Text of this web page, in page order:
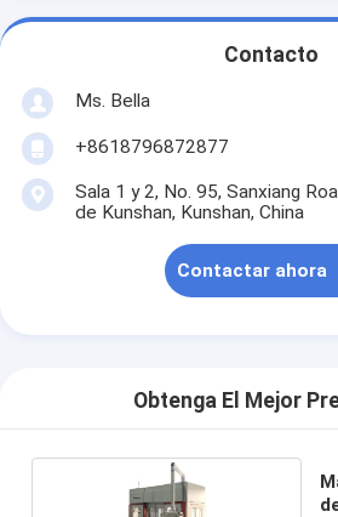
Contacto
Ms. Bella
+8618796872877
Sala 1 y 2, No. 95, Sanxiang
de Kunshan, Kunshan, China
Contactar ahora
Obtenga El Mejor